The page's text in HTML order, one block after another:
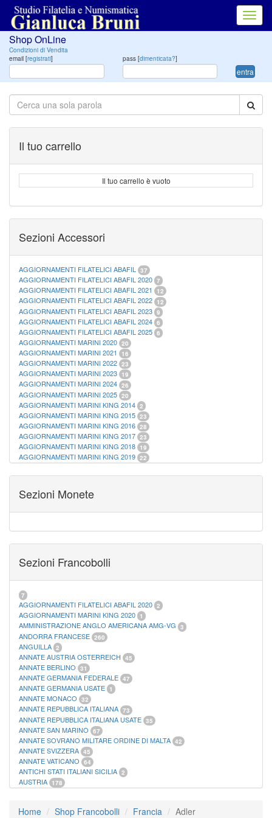
Shop OnLine
Condizioni di Vendita
email [registrati] pass [dimenticata?]
entra
Il tuo carrello
Il tuo carrello è vuoto
Sezioni Accessori
AGGIORNAMENTI FILATELICI ABAFIL 37
AGGIORNAMENTI FILATELICI ABAFIL 2020 7
AGGIORNAMENTI FILATELICI ABAFIL 2021 12
AGGIORNAMENTI FILATELICI ABAFIL 2022 12
AGGIORNAMENTI FILATELICI ABAFIL 2023 9
AGGIORNAMENTI FILATELICI ABAFIL 2024 6
AGGIORNAMENTI FILATELICI ABAFIL 2025 6
AGGIORNAMENTI MARINI 2020 20
AGGIORNAMENTI MARINI 2021 16
AGGIORNAMENTI MARINI 2022 23
AGGIORNAMENTI MARINI 2023 19
AGGIORNAMENTI MARINI 2024 26
AGGIORNAMENTI MARINI 2025 20
AGGIORNAMENTI MARINI KING 2014 2
AGGIORNAMENTI MARINI KING 2015 23
AGGIORNAMENTI MARINI KING 2016 28
AGGIORNAMENTI MARINI KING 2017 23
AGGIORNAMENTI MARINI KING 2018 19
AGGIORNAMENTI MARINI KING 2019 22
ALBUM PER CARTAMONETA 1
CARTELLE FILATELICHE MARINI
21
FOGLI FILATELICI VATICANO 37
FOGLI MARINI PERIODI SEPARATI VATICANO
MATERIALE FILATELICO MARINI 33
RACCOGLITORI XL
Sezioni Monete
Sezioni Francobolli
7
AGGIORNAMENTI FILATELICI ABAFIL 2020 2
AGGIORNAMENTI MARINI KING 2020 1
AMMINISTRAZIONE ANGLO AMERICANA AMG-VG 3
ANDORRA FRANCESE 260
ANGUILLA 2
ANNATE AUSTRIA OSTERREICH 45
ANNATE BERLINO 31
ANNATE GERMANIA FEDERALE 47
ANNATE GERMANIA USATE 1
ANNATE MONACO 32
ANNATE REPUBBLICA ITALIANA 73
ANNATE REPUBBLICA ITALIANA USATE 35
ANNATE SAN MARINO 67
ANNATE SOVRANO MILITARE ORDINE DI MALTA 42
ANNATE SVIZZERA 45
ANNATE VATICANO 64
ANTICHI STATI ITALIANI SICILIA 2
AUSTRIA 178
CASTELROSSO 10
Home Shop Francobolli Francia Adler